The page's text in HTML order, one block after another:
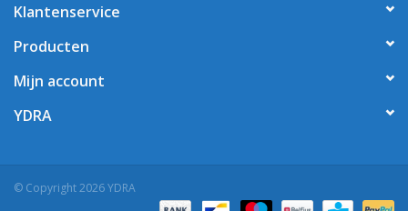
Klantenservice
Producten
Mijn account
YDRA
© Copyright 2026 YDRA